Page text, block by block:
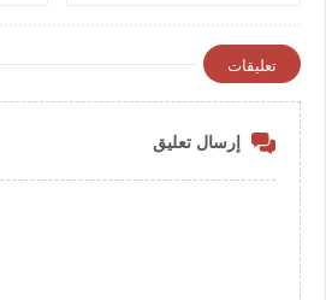
تعليقات
إرسال تعليق